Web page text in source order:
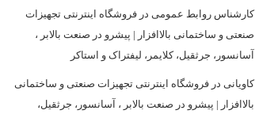
کارشناس روابط عمومی در فروشگاه اینترنتی تجهیزات
صنعتی و ساختمانی بالاافزار | پیشرو در صنعت بالابر ،
آسانسور، جرثقیل، کلایمر، لیفتراک و استاکر
کاویانی در فروشگاه اینترنتی تجهیزات صنعتی و ساختمانی
بالاافزار | پیشرو در صنعت بالابر ، آسانسور، جرثقیل،